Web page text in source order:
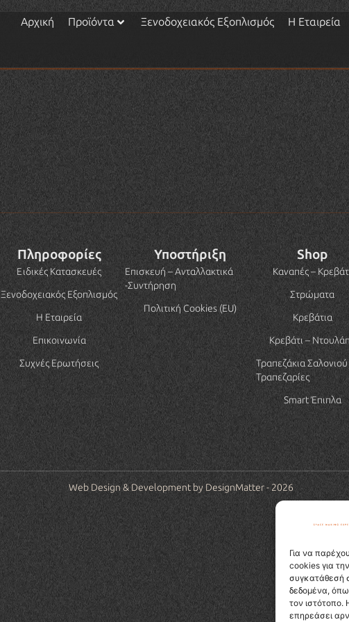
Για να
cookies για
συγκατάθεσή
δεδομένα,
τον
επηρεάσει
Αρχική Προϊόντα Ξενοδοχειακός Εξοπλισμός Η Εταιρεία
Πληροφορίες
Ειδικές Κατασκευές
Ξενοδοχειακός Εξοπλισμός
Η Εταιρεία
Επικοινωνία
Συχνές Ερωτήσεις
Υποστήριξη
Επισκευή – Ανταλλακτικά
-Συντήρηση
Πολιτική Cookies (EU)
Shop
Καναπές –
Στρώματα
Κρεβάτια
Κρεβάτι –
Τραπεζάκια
Τραπεζαρίες
Smart Έπιπλα
Web Design & Development by DesignMatter - 2026